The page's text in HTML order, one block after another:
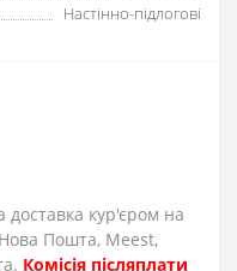
Настінно-підлогові
доставка кур'єром на
Пошта, Meest,
Комісія післяплати